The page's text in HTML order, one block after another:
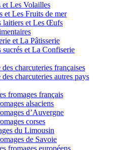
et Les Volailles
et Les Fruits de mer
laitiers et Les Œufs
et La Pâtisserie
sucrés et La Confiserie
charcuteries françaises
charcuteries autres pays
fromages français
alsaciens
d’Auvergne
corses
du Limousin
de Savoie